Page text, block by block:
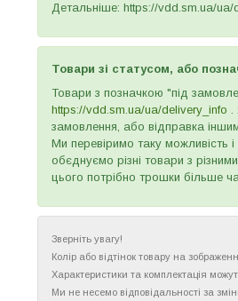
Детальніше: https://vdd.sm.ua/ua/
Товари зі статусом, або
Товари з позначкою "під
https://vdd.sm.ua/ua/delivery_info .
замовлення, або відправка
Ми перевіримо таку можливість
обєднуємо різні товари з
цього потрібно трошки більше
Зверніть увагу!
Колір або відтінок товару на
Характеристики та комплектація
Ми не несемо відповідальності за